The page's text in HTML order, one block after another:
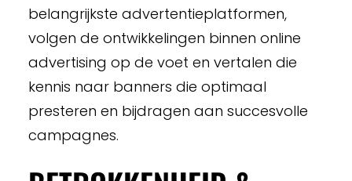
belangrijkste advertentieplatformen,
volgen de ontwikkelingen binnen online
advertising op de voet en vertalen die
kennis naar banners die optimaal
presteren en bijdragen aan succesvolle
campagnes.